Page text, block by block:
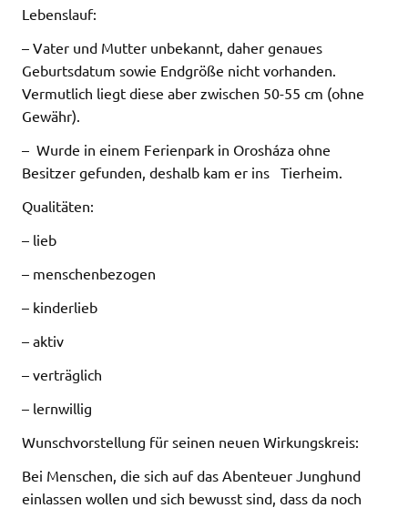
Lebenslauf:
– Vater und Mutter unbekannt, daher genaues
Geburtsdatum sowie Endgröße nicht vorhanden.
Vermutlich liegt diese aber zwischen 50-55 cm (ohne
Gewähr).
– Wurde in einem Ferienpark in Orosháza ohne
Besitzer gefunden, deshalb kam er ins Tierheim.
Qualitäten:
– lieb
– menschenbezogen
– kinderlieb
– aktiv
– verträglich
– lernwillig
Wunschvorstellung für seinen neuen Wirkungskreis:
Bei Menschen, die sich auf das Abenteuer Junghund
einlassen wollen und sich bewusst sind, dass da noch